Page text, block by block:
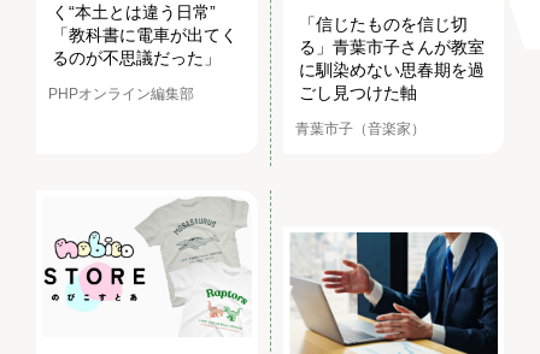
く“本土とは違う日常”
「教科書に電車が出てく
るのが不思議だった」
PHPオンライン編集部
「信じたものを信じ切
る」青葉市子さんが教室
に馴染めない思春期を過
ごし見つけた軸
青葉市子（音楽家）